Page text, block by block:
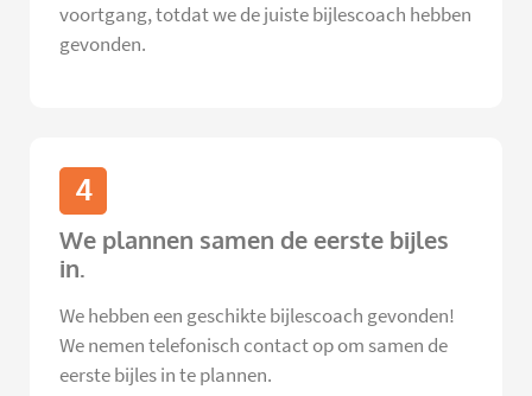
voortgang, totdat we de juiste bijlescoach hebben
gevonden.
4
We plannen samen de eerste bijles
in.
We hebben een geschikte bijlescoach gevonden!
We nemen telefonisch contact op om samen de
eerste bijles in te plannen.